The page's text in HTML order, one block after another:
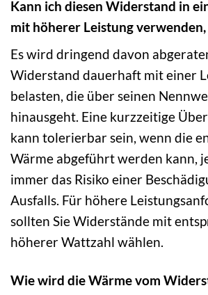
Kann ich diesen Widerstand in
mit höherer Leistung verwenden,
Es wird dringend davon
Widerstand dauerhaft mit einer
belasten, die über seinen
hinausgeht. Eine kurzzeitige
kann tolerierbar sein, wenn die
Wärme abgeführt werden kann,
immer das Risiko einer
Ausfalls. Für höhere
sollten Sie Widerstände mit
höherer Wattzahl wählen.
Wie wird die Wärme vom